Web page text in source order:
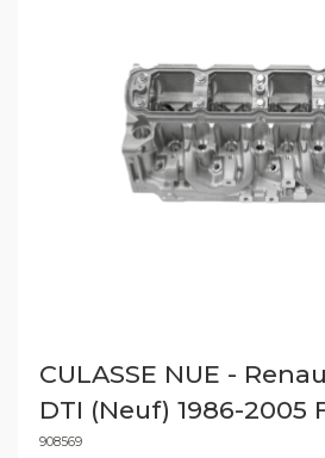
CULASSE NUE -
DTI (Neuf) 1986-2005
908569